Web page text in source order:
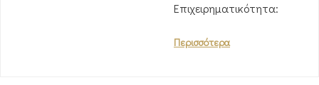
Επιχειρηματικότητα:
Περισσότερα